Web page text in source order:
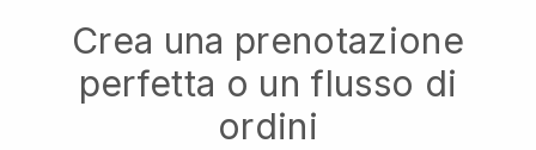
Crea una prenotazione
perfetta o un flusso di
ordini